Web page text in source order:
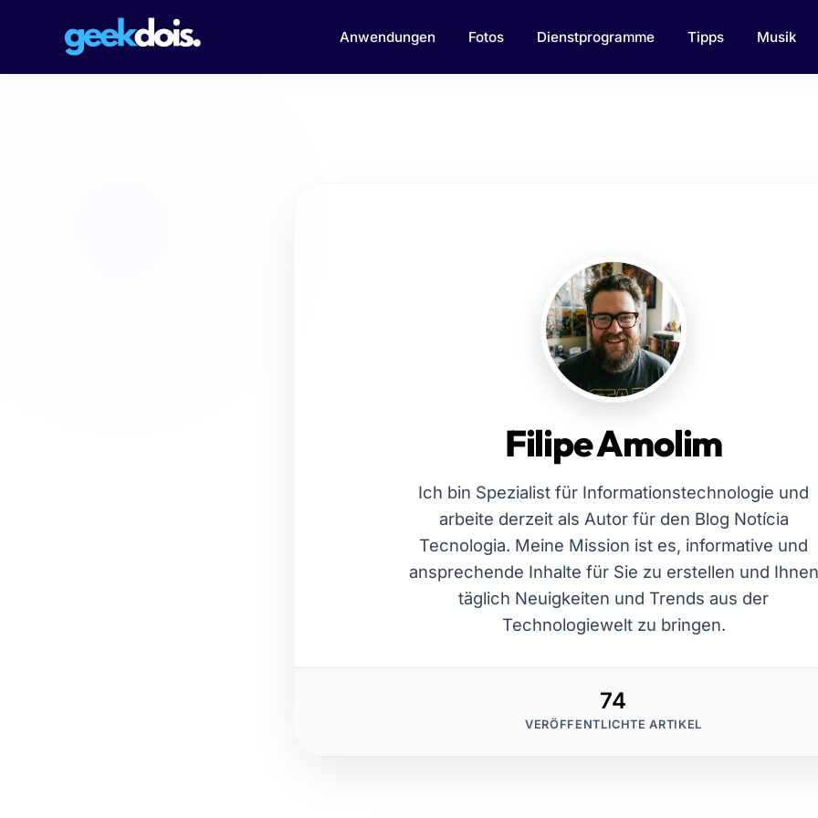
Anwendungen Fotos Dienstprogramme Tipps Musik
Filipe Amolim
Ich bin Spezialist für Informationstechnologie und
arbeite derzeit als Autor für den Blog Notícia
Tecnologia. Meine Mission ist es, informative und
ansprechende Inhalte für Sie zu erstellen und Ihnen
täglich Neuigkeiten und Trends aus der
Technologiewelt zu bringen.
74
VERÖFFENTLICHTE ARTIKEL